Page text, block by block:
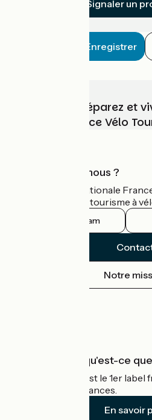
Signaler un
Enregistrer
Choisissez, préparez et
vélo avec France Vélo
Qui sommes-nous ?
L'association nationale
guide officiel du tourisme à
Instagram
Notre
Accueil Vélo qu'est-ce
Accueil Vélo c'est le 1er label
cyclistes en vacances.
En savoir